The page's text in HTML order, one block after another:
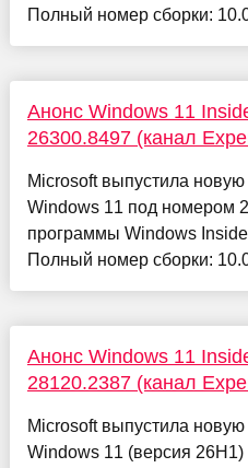
Полный номер сборки:
Анонс Windows 11
26300.8497 (канал
Microsoft выпустила
Windows 11 под номером
программы Windows
Полный номер сборки:
Анонс Windows 11
28120.2387 (канал
Microsoft выпустила
Windows 11 (версия